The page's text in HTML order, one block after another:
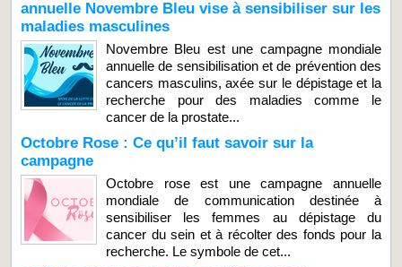
annuelle Novembre Bleu vise à sensibiliser sur les
maladies masculines
Novembre Bleu est une campagne mondiale
annuelle de sensibilisation et de prévention des
cancers masculins, axée sur le dépistage et la
recherche pour des maladies comme le
cancer de la prostate...
Octobre Rose : Ce qu’il faut savoir sur la
campagne
Octobre rose est une campagne annuelle
mondiale de communication destinée à
sensibiliser les femmes au dépistage du
cancer du sein et à récolter des fonds pour la
recherche. Le symbole de cet...